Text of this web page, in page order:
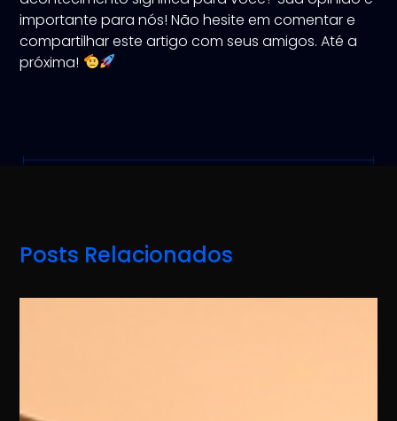
importante para nós! Não hesite em comentar e
compartilhar este artigo com seus amigos. Até a
próxima!
Posts Relacionados